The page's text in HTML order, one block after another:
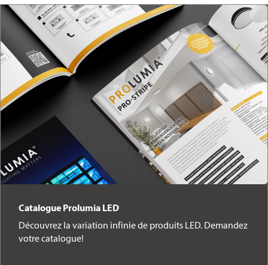
Catalogue Prolumia LED
Découvrez la variation infinie de produits LED. Demandez
votre catalogue!